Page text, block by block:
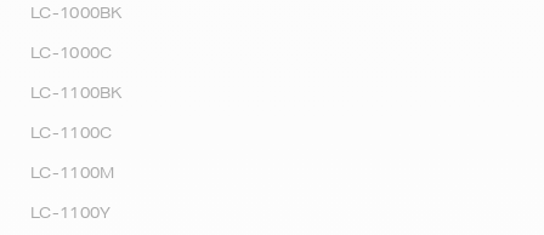
LC-1000BK
LC-1000C
LC-1100BK
LC-1100C
LC-1100M
LC-1100Y